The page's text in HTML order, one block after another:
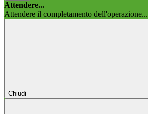
Attendere...
Attendere il completamento dell'operazione...
Chiudi